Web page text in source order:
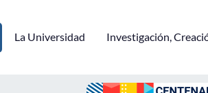
La Universidad Investigación,